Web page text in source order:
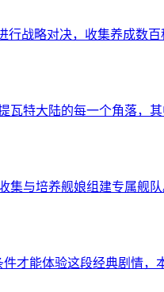
战略对决，收集养成数百
瓦特大陆的每一个角落，
集与培养舰娘组建专属舰
才能体验这段经典剧情，